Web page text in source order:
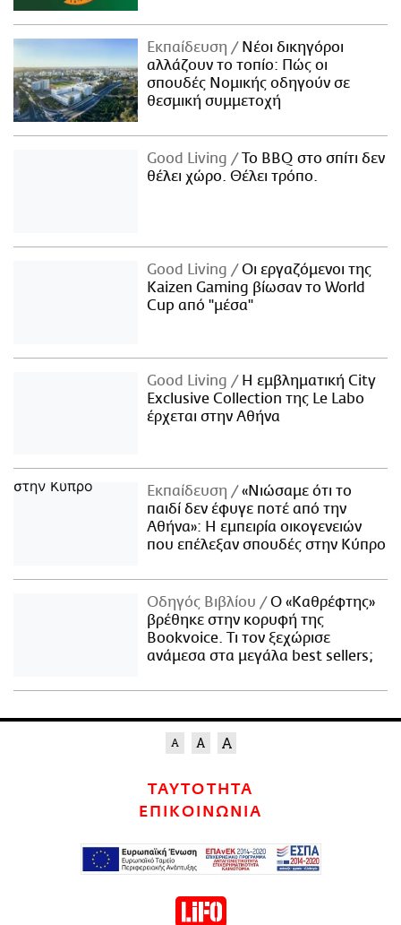
Εκπαίδευση
Νέοι δικηγόροι
αλλάζουν το τοπίο: Πώς οι
σπουδές Νομικής οδηγούν σε
θεσμική συμμετοχή
Good Living
Το BBQ στο σπίτι δεν
θέλει χώρο. Θέλει τρόπο.
Good Living
Οι εργαζόμενοι της
Kaizen Gaming βίωσαν το World
Cup από "μέσα"
Good Living
Η εμβληματική City
Exclusive Collection της Le Labo
έρχεται στην Αθήνα
Εκπαίδευση
«Νιώσαμε ότι το
παιδί δεν έφυγε ποτέ από την
Αθήνα»: Η εμπειρία οικογενειών
που επέλεξαν σπουδές στην Κύπρο
Οδηγός Βιβλίου
Ο «Καθρέφτης»
βρέθηκε στην κορυφή της
Bookvoice. Τι τον ξεχώρισε
ανάμεσα στα μεγάλα best sellers;
ΤΑΥΤΟΤΗΤΑ
ΕΠΙΚΟΙΝΩΝΙΑ